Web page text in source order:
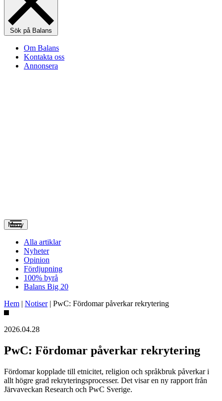
Sök på Balans
Om Balans
Kontakta oss
Annonsera
Meny
Alla artiklar
Nyheter
Opinion
Fördjupning
100% byrå
Balans Big 20
Hem | Notiser| PwC: Fördomar påverkar rekrytering
2026.04.28
PwC: Fördomar påverkar rekrytering
Fördomar kopplade till etnicitet, religion och språkbruk påverkar i
allt högre grad rekryteringsprocesser. Det visar en ny rapport från
Järvaveckan Research och PwC Sverige.